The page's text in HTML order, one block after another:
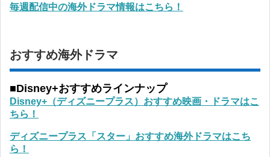
毎週配信中の海外ドラマ情報はこちら！
おすすめ海外ドラマ
■Disney+おすすめラインナップ
Disney+（ディズニープラス）おすすめ映画・ドラマはこ
ちら！
ディズニープラス「スター」おすすめ海外ドラマはこち
ら！